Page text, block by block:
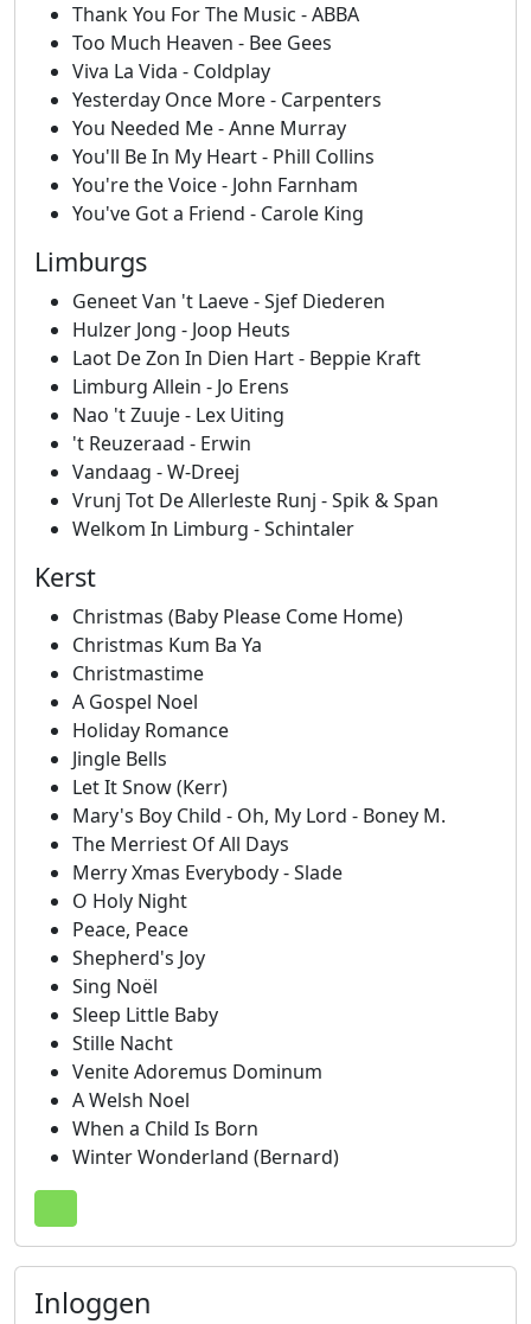
Thank You For The Music - ABBA
Too Much Heaven - Bee Gees
Viva La Vida - Coldplay
Yesterday Once More - Carpenters
You Needed Me - Anne Murray
You'll Be In My Heart - Phill Collins
You're the Voice - John Farnham
You've Got a Friend - Carole King
Limburgs
Geneet Van 't Laeve - Sjef Diederen
Hulzer Jong - Joop Heuts
Laot De Zon In Dien Hart - Beppie Kraft
Limburg Allein - Jo Erens
Nao 't Zuuje - Lex Uiting
't Reuzeraad - Erwin
Vandaag - W-Dreej
Vrunj Tot De Allerleste Runj - Spik & Span
Welkom In Limburg - Schintaler
Kerst
Christmas (Baby Please Come Home)
Christmas Kum Ba Ya
Christmastime
A Gospel Noel
Holiday Romance
Jingle Bells
Let It Snow (Kerr)
Mary's Boy Child - Oh, My Lord - Boney M.
The Merriest Of All Days
Merry Xmas Everybody - Slade
O Holy Night
Peace, Peace
Shepherd's Joy
Sing Noël
Sleep Little Baby
Stille Nacht
Venite Adoremus Dominum
A Welsh Noel
When a Child Is Born
Winter Wonderland (Bernard)
Inloggen